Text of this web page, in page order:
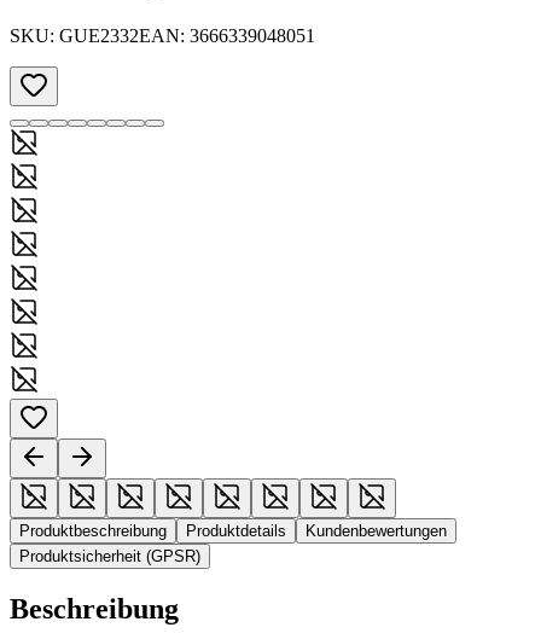
SKU: GUE2332EAN: 3666339048051
Produktbeschreibung Produktdetails
Kundenbewertungen
Produktsicherheit (GPSR)
Beschreibung